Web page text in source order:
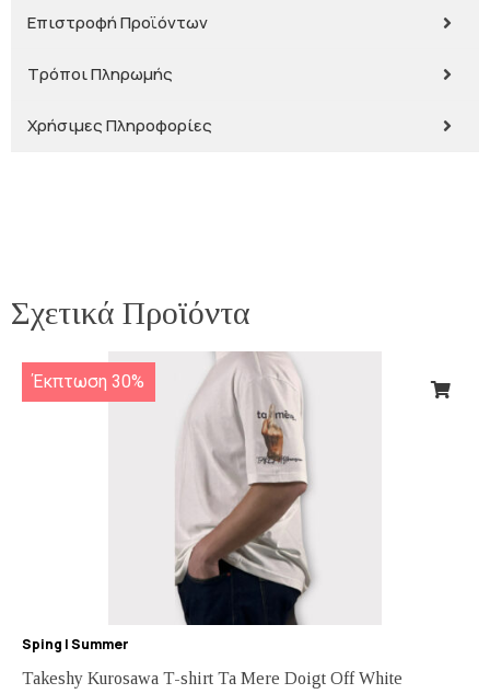
Επιστροφή Προϊόντων
Τρόποι Πληρωμής
Χρήσιμες Πληροφορίες
Σχετικά Προϊόντα
Έκπτωση 30%
Sping | Summer
Takeshy Kurosawa T-shirt Ta Mere Doigt Off White